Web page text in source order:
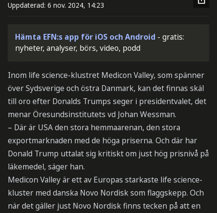
Uppdaterad: 6 nov. 2024, 14:23
Hämta EFN:s app för iOS och Android - gratis:
nyheter, analyser, börs, video, podd
Inom life science-klustret Medicon Valley, som spänner
över Sydsverige och östra Danmark, kan det finnas skäl
till oro efter Donalds Trumps seger i presidentvalet, det
menar Öresundsinstitutets vd Johan Wessman.
– Där är USA den stora hemmaarenan, den stora
exportmarknaden med de höga priserna. Och där har
Donald Trump uttalat sig kritiskt om just hög prisnivå på
läkemedel, säger han.
Medicon Valley är ett av Europas starkaste life science-
kluster med danska Novo Nordisk som flaggskepp. Och
när det gäller just Novo Nordisk finns tecken på att en